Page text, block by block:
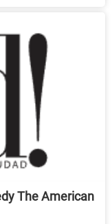
The American